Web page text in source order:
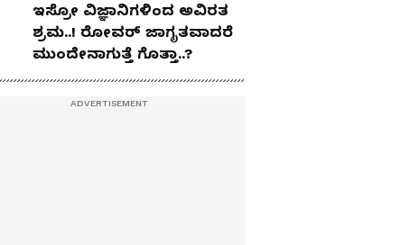
ಇಸ್ರೋ ವಿಜ್ಞಾನಿಗಳಿಂದ ಅವಿರತ
ಶ್ರಮ..! ರೋವರ್ ಜಾಗೃತವಾದರೆ
ಮುಂದೇನಾಗುತ್ತೆ ಗೊತ್ತಾ..?